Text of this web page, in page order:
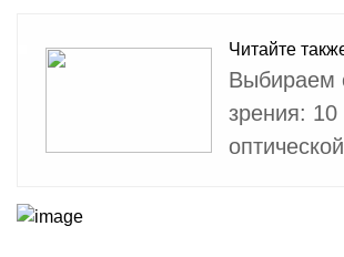
Читайте
Выбираем
зрения: 10